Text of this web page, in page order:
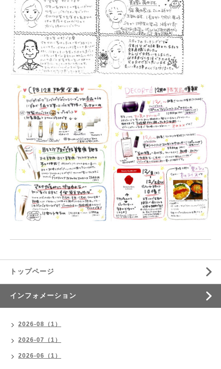
トップページ
インフォメーション
2026-08（1）
2026-07（1）
2026-06（1）